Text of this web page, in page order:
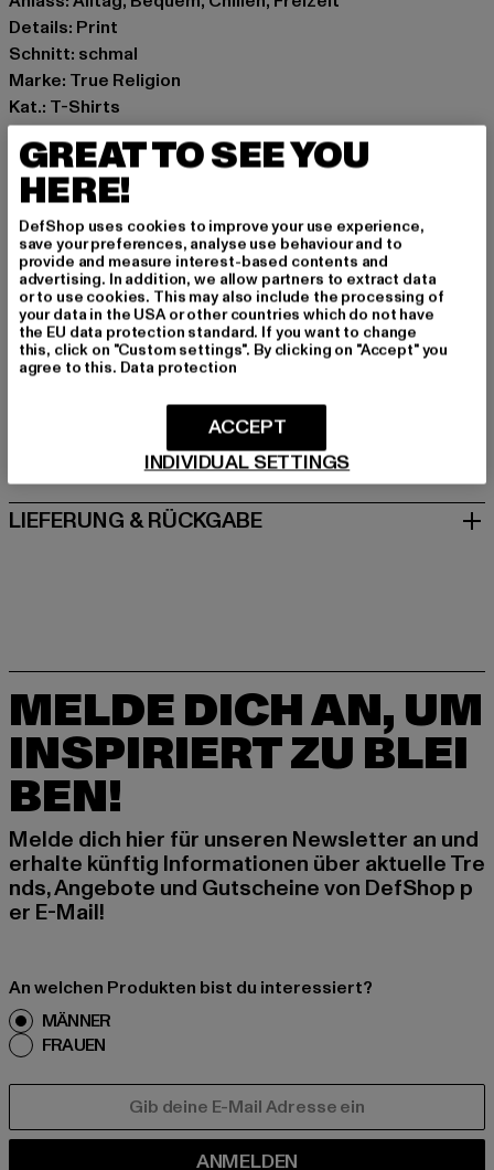
Details: Print
Schnitt: schmal
Marke: True Religion
Kat.: T-Shirts
Farbe: weiß
Hersteller Farbe: optic white
Materialzusammensetzung: 57% Baumwolle, 38%
Art.Nr: TR209862-05064
Hersteller: True Religion Brand Jeans Germany GmbH |
vertrieb@unifafashion.com
Großenbaumer Weg 11 | 40472 Düsseldorf | DE
GRÖSSE & PASSFORM
PFLEGEHINWEISE
LIEFERUNG & RÜCKGABE
MELDE DICH AN, UM
INSPIRIERT ZU BLEI
BEN!
Melde dich hier für unseren Newsletter an und
erhalte künftig Informationen über aktuelle Tre
nds, Angebote und Gutscheine von DefShop p
er E-Mail!
An welchen Produkten bist du interessiert?
MÄNNER
FRAUEN
ANMELDEN
GREAT TO SEE YOU
HERE!
DefShop uses cookies to improve your use experience,
save your preferences, analyse use behaviour and to
provide and measure interest-based contents and
advertising. In addition, we allow partners to extract data
or to use cookies. This may also include the processing of
your data in the USA or other countries which do not have
the EU data protection standard. If you want to change
this, click on "Custom settings". By clicking on "Accept" you
agree to this. Data protection
INDIVIDUAL SETTINGS
ACCEPT